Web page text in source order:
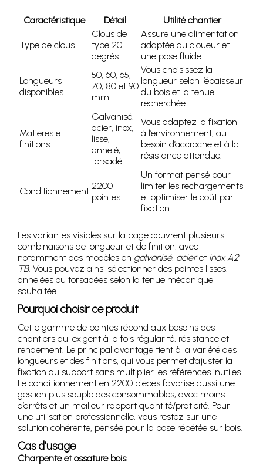
Caractéristique Détail Utilité chantier
Type de clous
Clous de
type 20
degrés
Assure une alimentation
adaptée au cloueur et
une pose fluide.
Longueurs
disponibles
50, 60, 65,
70, 80 et 90
mm
Vous choisissez la
longueur selon l’épaisseur
du bois et la tenue
recherchée.
Matières et
finitions
Galvanisé,
acier, inox,
lisse,
annelé,
torsadé
Vous adaptez la fixation
à l’environnement, au
besoin d’accroche et à la
résistance attendue.
Conditionnement 2200
pointes
Un format pensé pour
limiter les rechargements
et optimiser le coût par
fixation.
Les variantes visibles sur la page couvrent plusieurs
combinaisons de longueur et de finition, avec
notamment des modèles en galvanisé, acieret inox A2
TB. Vous pouvez ainsi sélectionner des pointes lisses,
annelées ou torsadées selon la tenue mécanique
souhaitée.
Pourquoi choisir ce produit
Cette gamme de pointes répond aux besoins des
chantiers qui exigent à la fois régularité, résistance et
rendement. Le principal avantage tient à la variété des
longueurs et des finitions, qui vous permet d’ajuster la
fixation au support sans multiplier les références inutiles.
Le conditionnement en 2200 pièces favorise aussi une
gestion plus souple des consommables, avec moins
d’arrêts et un meilleur rapport quantité/praticité. Pour
une utilisation professionnelle, vous restez sur une
solution cohérente, pensée pour la pose répétée sur bois.
Cas d’usage
Charpente et ossature bois